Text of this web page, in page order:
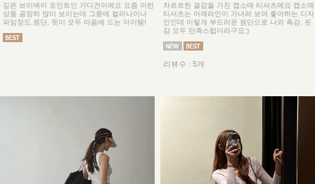
깊은 브이넥이 포인트인 가디건이예요 요즘 이런
상품 굉장히 많이 보이는데 그중에 컬러나이나
파임정도,원단, 핏이 모두 마음에 드는 아이템!
차르르한 결감을 가진 캡소매 티셔츠예요 캡소매
티셔츠는 어깨라인이 가녀려 보여 좋아하는 디자
인인데 이렇게 부드러운 원단으로 나와 촉감, 핏
감 모두 만족스럽더라구요:)
리뷰수 : 5개